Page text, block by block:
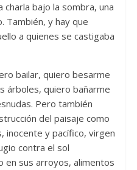
bajo la sombra, una
También, y hay que
a quienes se castigaba
bailar, quiero besarme
árboles, quiero bañarme
Pero también
del paisaje como
inocente y pacífico, virgen
contra el sol
en sus arroyos, alimentos